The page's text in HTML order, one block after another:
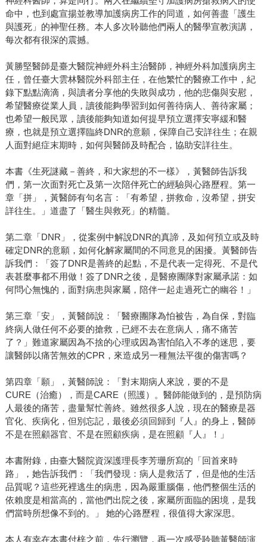
命中，也到處宣揚並教導加護病房工作的同道，如何善盡「護生
與護死」的神聖任務。本人多次聆聽他們兩人的醫學宣教演講，
每次都有很深的震撼。
黃勝堅醫師是臺大醫院神經外科主治醫師，神經外科加護病房主
任，曾任臺大雲林醫院外科部主任，在他繁忙的醫療工作中，紀
錄下點點滴滴，與讀者分享他的失敗與成功，他的悲傷與安慰，
希望醫療從業人員，讀後能夠學習到如何善待病人、善待家屬；
也希望一般民眾，讀後能夠知道如何提早預立選擇安寧緩和醫
療，也就是預立選擇臨終DNR的意願，保障自己安詳往生；在親
人面對絕症末期時，如何與醫師及時配合，協助安詳往生。
本書《生死謎藏－善終，和大家想的不一樣》，黃醫師告訴我
們，第一次面對死亡及第一次陪伴死亡的經驗與心路歷程。第一
章「拼」，黃醫師有句名言：「有希望，拼救命，沒希望，拼安
詳往生。」道盡了「醫生與救死」的精髓。
第二章「DNR」，從案例中解說DNR的真諦，及如何預立或及時
確定DNR的意願，如何化解家屬間的不同意見的困擾。黃醫師告
訴我們：「簽了DNR是善終的起點，不是代表一定得死、不是代
表甚麼事都不用做！簽了DNR之後，是醫療團隊對家屬承諾：如
何問心無愧的，面對病患與家屬，陪伴一起走過死亡的幽谷！」
第三章「安」，黃醫師說：「醫療團隊為怕被告，為自保，對臨
終病人做任何不必要的搶救，已經不去在意病人，痛不痛苦
了？」難道家屬因為不捨的心理或因為害怕陷入不孝的迷思，要
讓醫師以痛苦無效的CPR，來造成另一種無法平復的傷害嗎？
第四章「願」，黃醫師說：「對末期病人來說，要的不是
CURE（治癒），而是CARE（照護）。醫師能做到的，是預防病
人最後的痛苦，盡量幫忙善終。雖然很多人說，現在的醫療是器
官化、疾病化，但別忘記，最後必須回歸到『人』的身上，醫師
不是在照顧器官、不是在照顧疾病，是在照顧『人』！」
本書附錄，由臺大醫院資深護理長李芳珊所寫的「回首來時
路」，她告訴我們：「我們發現：病人是救活了，但是他的生活
品質呢？這些死裡逃生的病患，因為嚴重腦傷，他們整個生活的
依賴度是相當高的，當他們出院之後，家屬所面臨的困境，是我
們當時所想像不到的。」 她的心路歷程，很值得大家深思。
本人有幸在本書付梓之前，先行瀏覽，再一次感受聆聽黃醫師演